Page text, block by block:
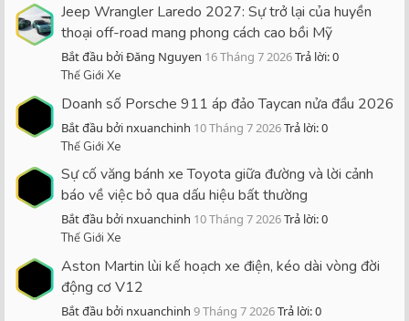
Jeep Wrangler Laredo 2027: Sự trở lại của huyền
thoại off-road mang phong cách cao bồi Mỹ
Bắt đầu bởi Đăng Nguyen 16 Tháng 7 2026Trả lời: 0
Thế Giới Xe
Doanh số Porsche 911 áp đảo Taycan nửa đầu 2026
Bắt đầu bởi nxuanchinh 10 Tháng 7 2026Trả lời: 0
Thế Giới Xe
Sự cố văng bánh xe Toyota giữa đường và lời cảnh
báo về việc bỏ qua dấu hiệu bất thường
Bắt đầu bởi nxuanchinh 10 Tháng 7 2026Trả lời: 0
Thế Giới Xe
Aston Martin lùi kế hoạch xe điện, kéo dài vòng đời
động cơ V12
Bắt đầu bởi nxuanchinh 9 Tháng 7 2026Trả lời: 0